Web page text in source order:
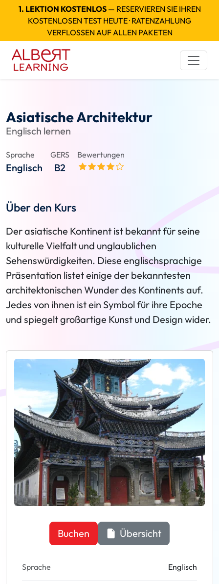
1. LEKTION KOSTENLOS— RESERVIEREN SIE IHREN
KOSTENLOSEN TEST HEUTE · RATENZAHLUNG
VERFLOSSEN AUF ALLEN PAKETEN
Asiatische Architektur
Englisch lernen
Sprache
Englisch
GERS
B2
Bewertungen
Über den Kurs
Der asiatische Kontinent ist bekannt für seine
kulturelle Vielfalt und unglaublichen
Sehenswürdigkeiten. Diese englischsprachige
Präsentation listet einige der bekanntesten
architektonischen Wunder des Kontinents auf.
Jedes von ihnen ist ein Symbol für ihre Epoche
und spiegelt großartige Kunst und Design wider.
Buchen Übersicht
Sprache Englisch